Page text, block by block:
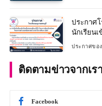
ประกาศโรง
นักเรียน
โครงกา
ประกาศขอ
ติดตามข่าวจากเร
Facebook